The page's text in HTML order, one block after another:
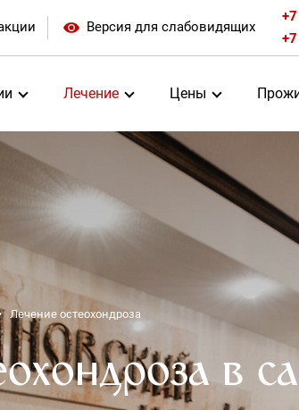
Версия для слабовидящих
Лечение Цены
Лечение остеохондроза
в